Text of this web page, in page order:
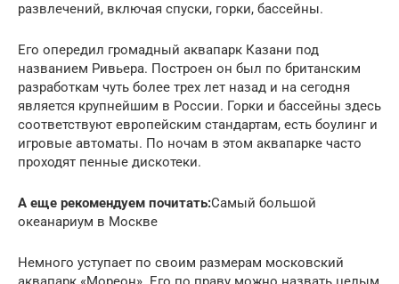
развлечений, включая спуски, горки, бассейны.
Его опередил громадный аквапарк Казани под
названием Ривьера. Построен он был по британским
разработкам чуть более трех лет назад и на сегодня
является крупнейшим в России. Горки и бассейны здесь
соответствуют европейским стандартам, есть боулинг и
игровые автоматы. По ночам в этом аквапарке часто
проходят пенные дискотеки.
А еще рекомендуем почитать:Самый большой
океанариум в Москве
Немного уступает по своим размерам московский